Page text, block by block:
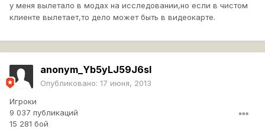
у меня вылетало в модах на исследовании,но если в чистом
клиенте вылетает,то дело может быть в видеокарте.
anonym_Yb5yLJ59J6sI
Опубликовано: 17 июня, 2013
Игроки
9 037 публикаций
15 281 бой